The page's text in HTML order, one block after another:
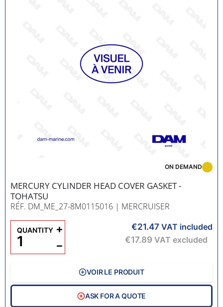
MERCURY CYLINDER HEAD COVER GASKET -
TOHATSU
RÉF. DM_ME_27-8M0115016 | MERCRUISER
ON DEMAND
€21.47 VAT included
€17.89 VAT excluded
QUANTITY
−
+
VOIR LE PRODUIT
ASK FOR A QUOTE